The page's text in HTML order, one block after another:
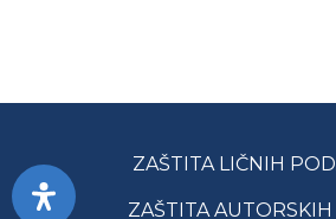
ZAŠTITA LIČNIH
ZAŠTITA AUTORSKIH